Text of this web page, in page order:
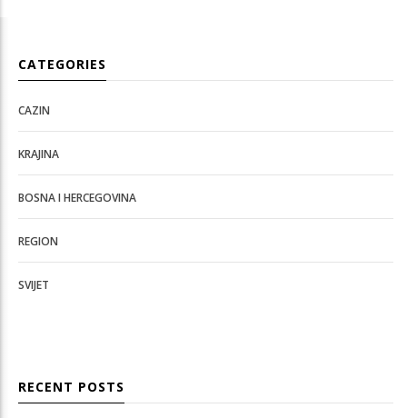
CATEGORIES
CAZIN
KRAJINA
BOSNA I HERCEGOVINA
REGION
SVIJET
RECENT POSTS